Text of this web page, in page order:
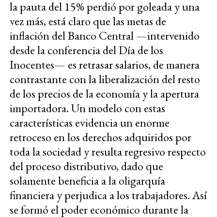
la pauta del 15% perdió por goleada y una
vez más, está claro que las metas de
inflación del Banco Central —intervenido
desde la conferencia del Día de los
Inocentes— es retrasar salarios, de manera
contrastante con la liberalización del resto
de los precios de la economía y la apertura
importadora. Un modelo con estas
características evidencia un enorme
retroceso en los derechos adquiridos por
toda la sociedad y resulta regresivo respecto
del proceso distributivo, dado que
solamente beneficia a la oligarquía
financiera y perjudica a los trabajadores. Así
se formó el poder económico durante la